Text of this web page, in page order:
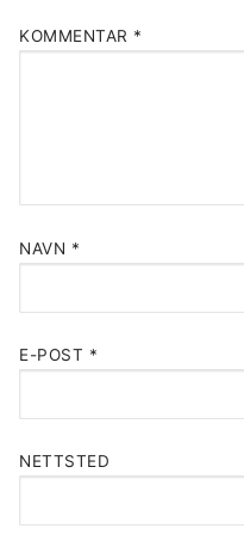
KOMMENTAR *
NAVN *
E-POST *
NETTSTED